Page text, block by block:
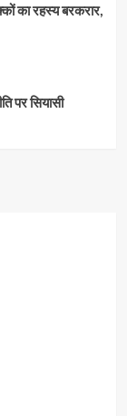
का रहस्य बरकरार,
पर सियासी